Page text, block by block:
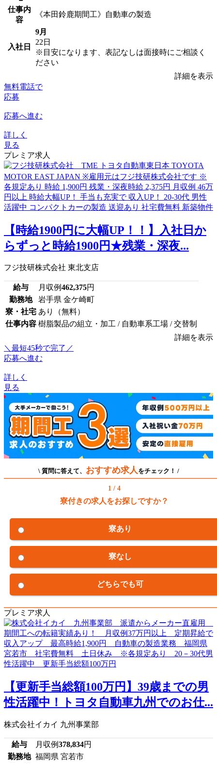
仕事内
容
《本田鈴鹿期間工》自動車の製造
入社日
9月
22日
※目安になります、表記なしは面接時にご相談く
ださい
詳細を表示
無料電話で
応募
応募へ進む
詳しく
見る
プレミア求人
【時給1900円に大幅UP！！】入社日か
らずっと時給1900円★残業・深夜...
フジ技研株式会社 東北支店
給与 月収例462,375円
勤務地
岩手県 金ケ崎町
寮・社宅 あり（無料）
仕事内容 樹脂製品の組立・加工 / 自動車系工場 / 交替制
詳細を表示
＼最短45秒で完了／
応募へ進む
詳しく
見る
\ 質問に答えて、 おすすめ求人をチェック！ /
1 / 4
寮付きの求人をお探しですか？
寮あり
寮なし
どちらでも可
プレミア求人
【更新手当総額100万円】39歳までの男
性活躍中！トヨタ自動車九州でのお仕...
株式会社イカイ 九州事業部
給与 月収例378,834円
勤務地 福岡県 宮若市